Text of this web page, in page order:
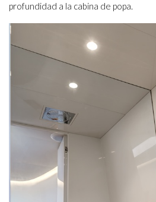
profundidad a la cabina de popa.